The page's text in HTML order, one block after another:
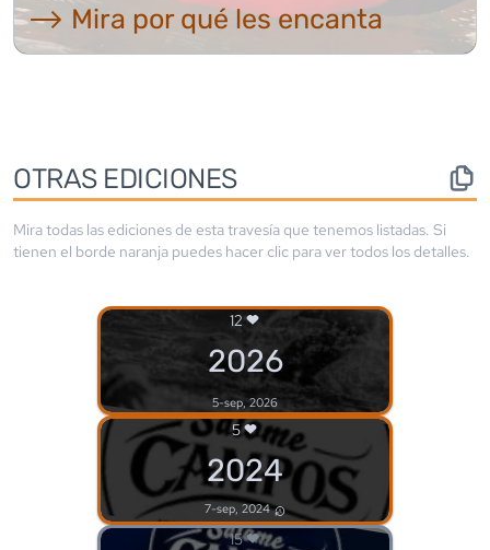
⟶ Mira por qué les encanta
OTRAS EDICIONES
Mira todas las ediciones de esta travesía que tenemos listadas. Si
tienen el borde naranja puedes hacer clic para ver todos los detalles.
12
2026
5-sep, 2026
5
2024
7-sep, 2024
15